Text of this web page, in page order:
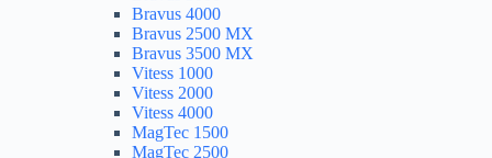
Bravus 4000
Bravus 2500 MX
Bravus 3500 MX
Vitess 1000
Vitess 2000
Vitess 4000
MagTec 1500
MagTec 2500